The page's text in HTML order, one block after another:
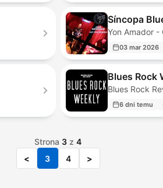
Síncopa
Yon Amador -
03 mar 2026
Blues Rock
Blues Rock
6 dni temu
Strona 3 z 4
<
3 4 >